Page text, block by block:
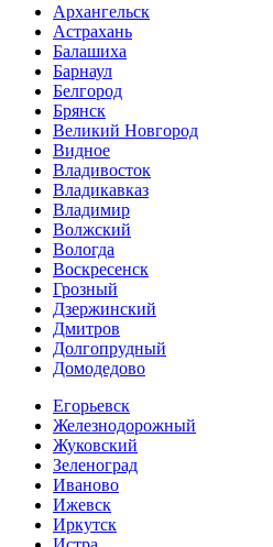
Архангельск
Астрахань
Балашиха
Барнаул
Белгород
Брянск
Великий Новгород
Видное
Владивосток
Владикавказ
Владимир
Волжский
Вологда
Воскресенск
Грозный
Дзержинский
Дмитров
Долгопрудный
Домодедово
Егорьевск
Железнодорожный
Жуковский
Зеленоград
Иваново
Ижевск
Иркутск